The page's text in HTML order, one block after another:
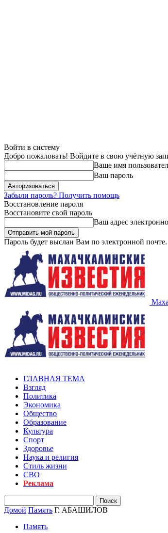
Войти в систему
Добро пожаловать! Войдите в свою учётную
Ваше имя
Ваш пароль
Забыли пароль? Получить помощь
Восстановление пароля
Восстановите свой пароль
Ваш адрес
Пароль будет выслан Вам по электронной почте.
ГЛАВНАЯ ТЕМА
Взгляд
Политика
Экономика
Общество
Образование
Культура
Спорт
Здоровье
Наука и религия
Стиль жизни
СВО
Реклама
Домой Память Г. АБАШИЛОВ
Память